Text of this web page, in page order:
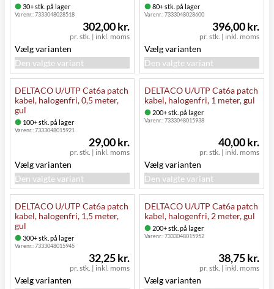
30+ stk. på lager
Varenr.:7333048028518
pr. stk. | inkl. moms
302,00 kr.
Vælg varianten
Den valgte variant
80+ stk. på lager
Varenr.:7333048028600
pr. stk. | inkl. moms
396,00 kr.
Vælg varianten
Den valgte variant
DELTACO U/UTP Cat6a patch
kabel, halogenfri, 0,5 meter,
gul
100+ stk. på lager
Varenr.:7333048015921
pr. stk. | inkl. moms
29,00 kr.
Vælg varianten
Den valgte variant
DELTACO U/UTP Cat6a patch
kabel, halogenfri, 1 meter, gul
200+ stk. på lager
Varenr.:7333048015938
pr. stk. | inkl. moms
40,00 kr.
Vælg varianten
Den valgte variant
DELTACO U/UTP Cat6a patch
kabel, halogenfri, 1,5 meter,
gul
300+ stk. på lager
Varenr.:7333048015945
pr. stk. | inkl. moms
32,25 kr.
Vælg varianten
DELTACO U/UTP Cat6a patch
kabel, halogenfri, 2 meter, gul
200+ stk. på lager
Varenr.:7333048015952
pr. stk. | inkl. moms
38,75 kr.
Vælg varianten